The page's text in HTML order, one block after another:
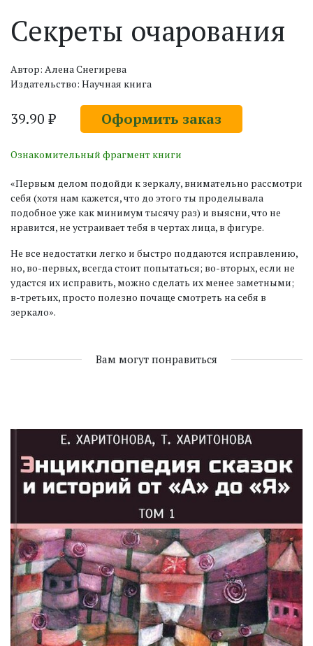
Секреты очарования
Автор: Алена Снегирева
Издательство: Научная книга
39.90 ₽ Оформить заказ
Ознакомительный фрагмент книги
«Первым делом подойди к зеркалу, внимательно рассмотри
себя (хотя нам кажется, что до этого ты проделывала
подобное уже как минимум тысячу раз) и выясни, что не
нравится, не устраивает тебя в чертах лица, в фигуре.
Не все недостатки легко и быстро поддаются исправлению,
но, во-первых, всегда стоит попытаться; во-вторых, если не
удастся их исправить, можно сделать их менее заметными;
в-третьих, просто полезно почаще смотреть на себя в
зеркало».
Вам могут понравиться